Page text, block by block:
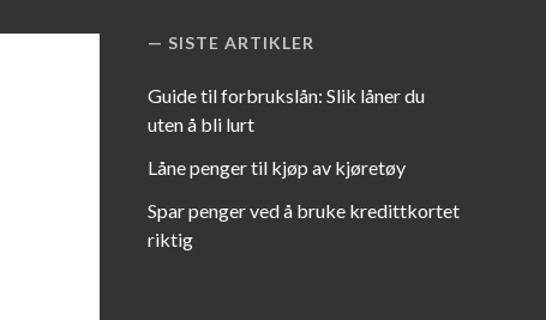
SISTE ARTIKLER
Guide til forbrukslån: Slik låner du
uten å bli lurt
Låne penger til kjøp av kjøretøy
Spar penger ved å bruke kredittkortet
riktig